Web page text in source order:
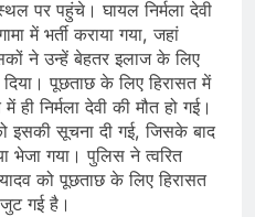
पर पहुंचे। घायल निर्मला देवी
में भर्ती कराया गया, जहां
ने उन्हें बेहतर इलाज के लिए
पूछताछ के लिए हिरासत में
निर्मला देवी की मौत हो गई।
इसकी सूचना दी गई, जिसके बाद
भेजा गया। पुलिस ने त्वरित
को पूछताछ के लिए हिरासत
गई है।